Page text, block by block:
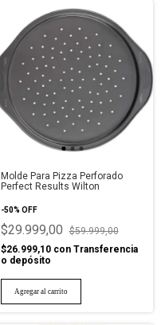
Molde Para Pizza Perforado
Perfect Results Wilton
-50% OFF
$29.999,00
$59.999,00
$26.999,10 con Transferencia
o depósito